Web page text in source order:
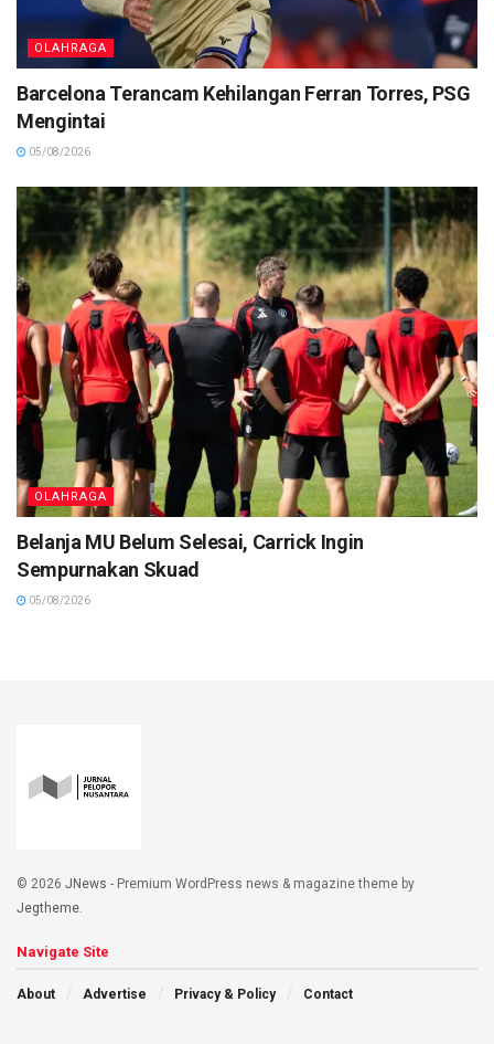
OLAHRAGA
Barcelona Terancam Kehilangan Ferran Torres, PSG
Mengintai
05/08/2026
OLAHRAGA
Belanja MU Belum Selesai, Carrick Ingin
Sempurnakan Skuad
05/08/2026
© 2026 JNews - Premium WordPress news & magazine theme by
Jegtheme
Navigate Site
About Advertise Privacy & Policy Contact